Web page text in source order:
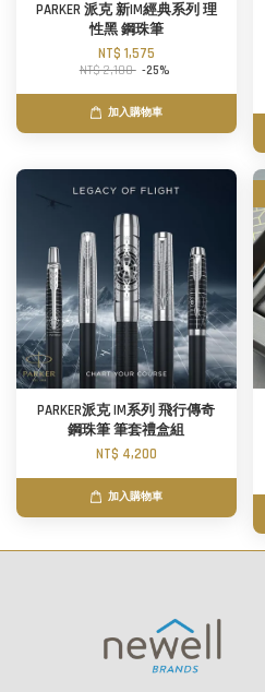
PARKER 派克 新IM經典系列 理
性黑 鋼珠筆
NT$ 1,575
NT$ 2,100 -25%
加入購物車
PARKER派克 IM系列 飛行傳奇
鋼珠筆 筆套禮盒組
NT$ 4,200
加入購物車